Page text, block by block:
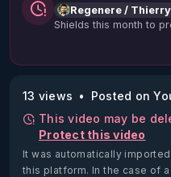
Regenere /
Shields this month to
13 views
Posted on
This video may be
Protect this video
It was automatically
this platform. In the case of